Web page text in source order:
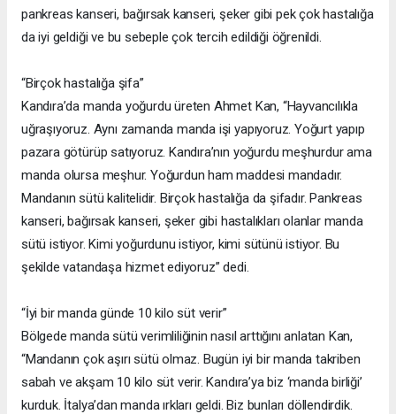
pankreas kanseri, bağırsak kanseri, şeker gibi pek çok hastalığa
da iyi geldiği ve bu sebeple çok tercih edildiği öğrenildi.
“Birçok hastalığa şifa”
Kandıra’da manda yoğurdu üreten Ahmet Kan, “Hayvancılıkla
uğraşıyoruz. Aynı zamanda manda işi yapıyoruz. Yoğurt yapıp
pazara götürüp satıyoruz. Kandıra’nın yoğurdu meşhurdur ama
manda olursa meşhur. Yoğurdun ham maddesi mandadır.
Mandanın sütü kalitelidir. Birçok hastalığa da şifadır. Pankreas
kanseri, bağırsak kanseri, şeker gibi hastalıkları olanlar manda
sütü istiyor. Kimi yoğurdunu istiyor, kimi sütünü istiyor. Bu
şekilde vatandaşa hizmet ediyoruz” dedi.
“İyi bir manda günde 10 kilo süt verir”
Bölgede manda sütü verimliliğinin nasıl arttığını anlatan Kan,
“Mandanın çok aşırı sütü olmaz. Bugün iyi bir manda takriben
sabah ve akşam 10 kilo süt verir. Kandıra’ya biz ‘manda birliği’
kurduk. İtalya’dan manda ırkları geldi. Biz bunları döllendirdik.